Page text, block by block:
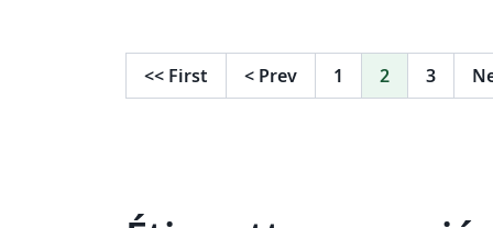
mouvement de la résistance. Il est rédigé à
l'origine pour accompagner le jeu de
<< First < Prev 1 2 3